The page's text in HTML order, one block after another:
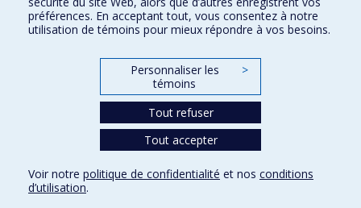
DPC
CPASS
préférences. En acceptant tout, vous consentez à notre
utilisation de témoins pour mieux répondre à vos besoins.
Personnaliser les
témoins
>
Tout refuser
Tout accepter
Voir notre politique de confidentialité et nos conditions
d’utilisation.